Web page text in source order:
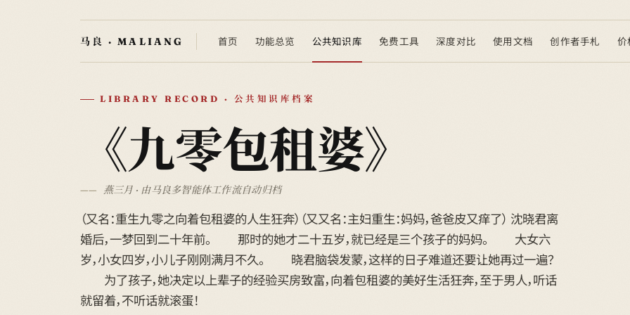
首页 功能总览 公共知识库 免费工具 深度对比 使用文档 创作者手札 价
LIBRARY RECORD · 公共知识库档案
《九零包租婆》
燕三月 · 由马良多智能体工作流自动归档
（又名：重生九零之向着包租婆的人生狂奔）（又又名：主妇重生：妈妈，爸爸皮又痒了） 沈晓君离
婚后，一梦回到二十年前。 那时的她才二十五岁，就已经是三个孩子的妈妈。 大女六
岁，小女四岁，小儿子刚刚满月不久。 晓君脑袋发蒙，这样的日子难道还要让她再过一遍？
为了孩子，她决定以上辈子的经验买房致富，向着包租婆的美好生活狂奔，至于男人，听话
就留着，不听话就滚蛋！